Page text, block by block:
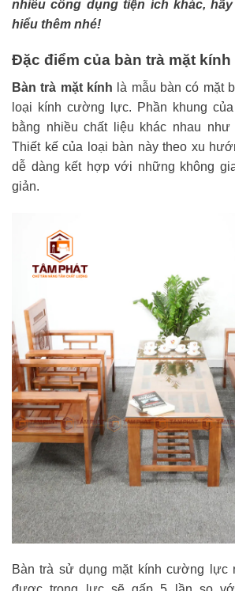
nhiều công dụng tiện ích khác,
hiểu thêm nhé!
Đặc điểm của bàn trà mặt kính
Bàn trà mặt kính là mẫu bàn có mặt
loại kính cường lực. Phần khung
bằng nhiều chất liệu khác nhau
Thiết kế của loại bàn này theo xu
dễ dàng kết hợp với những không
giản.
Bàn trà sử dụng mặt kính cường lực